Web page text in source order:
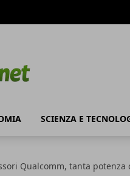
SCIENZA E
Qualcomm, tanta